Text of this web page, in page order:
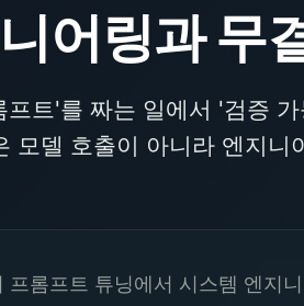
어링과 무
트'를 짜는 일에서 '검증
모델 호출이 아니라 엔지니
롬프트 튜닝에서 시스템 엔지